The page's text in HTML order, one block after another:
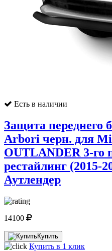
Есть в наличии
Защита переднего
Arbori черн. для
OUTLANDER 3-го
рестайлинг (2015-
Аутлендер
14100
Купить
Купить в 1 клик